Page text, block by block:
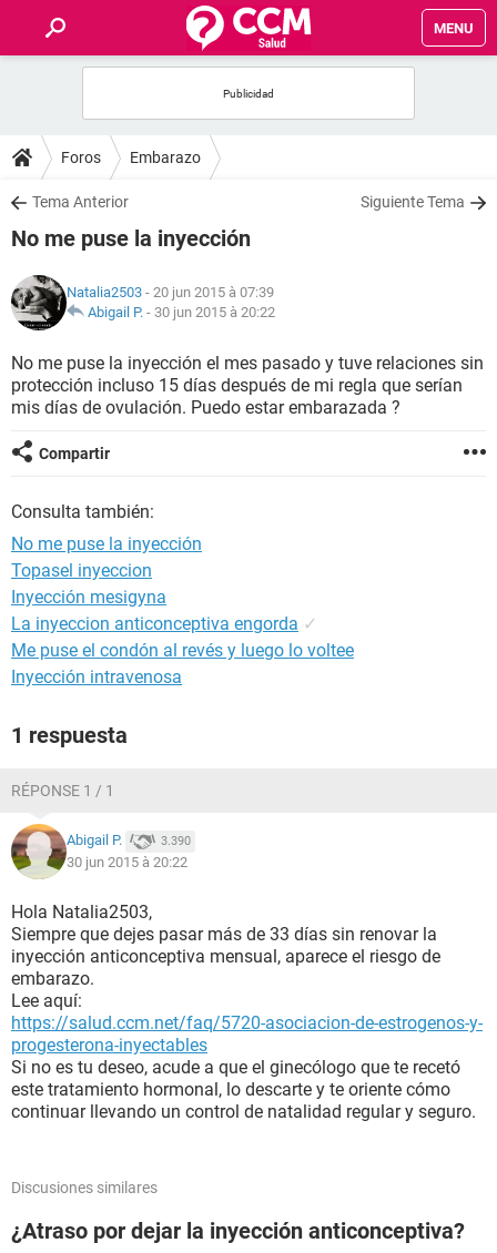
MENU
FORUMS
SALUD
NUTRICIÓN
BIENESTAR
Foros Embarazo
Tema Anterior Siguiente Tema
No me puse la inyección
Natalia2503 - 20 jun 2015 à 07:39
Abigail P. - 30 jun 2015 à 20:22
No me puse la inyección el mes pasado y tuve relaciones sin
protección incluso 15 días después de mi regla que serían
mis días de ovulación. Puedo estar embarazada ?
Compartir
Consulta también:
No me puse la inyección
Topasel inyeccion
Inyección mesigyna
La inyeccion anticonceptiva engorda ✓
Me puse el condón al revés y luego lo voltee
Inyección intravenosa
1 respuesta
RÉPONSE 1 / 1
Abigail P. 3.390
30 jun 2015 à 20:22
Hola Natalia2503,
Siempre que dejes pasar más de 33 días sin renovar la
inyección anticonceptiva mensual, aparece el riesgo de
embarazo.
Lee aquí:
https://salud.ccm.net/faq/5720-asociacion-de-estrogenos-y-
progesterona-inyectables
Si no es tu deseo, acude a que el ginecólogo que te recetó
este tratamiento hormonal, lo descarte y te oriente cómo
continuar llevando un control de natalidad regular y seguro.
Discusiones similares
¿Atraso por dejar la inyección anticonceptiva?